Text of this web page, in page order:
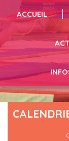
infos
vous
ACCUEIL